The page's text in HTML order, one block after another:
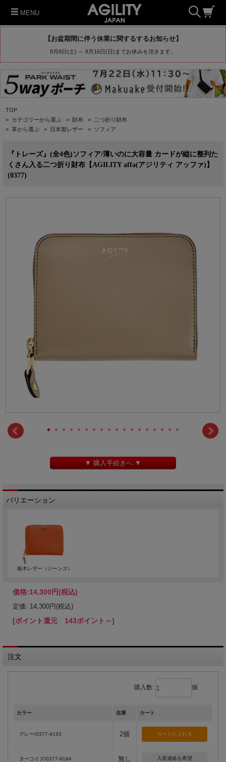
MENU
【お盆期間に伴う休業に関するするお知らせ】
8月8日(土) ～ 8月16日(日)までお休みを頂きます。
TOP
> カテゴリーから選ぶ > 財布 > 二つ折り財布
> 革から選ぶ > 日本製レザー > ソフィア
『トレーズ』(全4色)ソフィア/薄いのに大容量 カードが縦に整列た
くさん入る二つ折り財布【AGILITY affa(アジリティ アッファ)】
(0377)
▼ 購入手続きへ ▼
バリエーション
栃木レザー（ジーンズ）
価格:14,300円(税込)
定価: 14,300円(税込)
[ポイント還元 143ポイント～]
注文
購入数: 個
カラー 在庫 カート
グレー/0377-9193 2個
ターコイズ/0377-9194 無し 入荷連絡を希望